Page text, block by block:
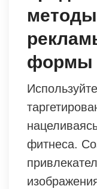
формы
фитнеса.